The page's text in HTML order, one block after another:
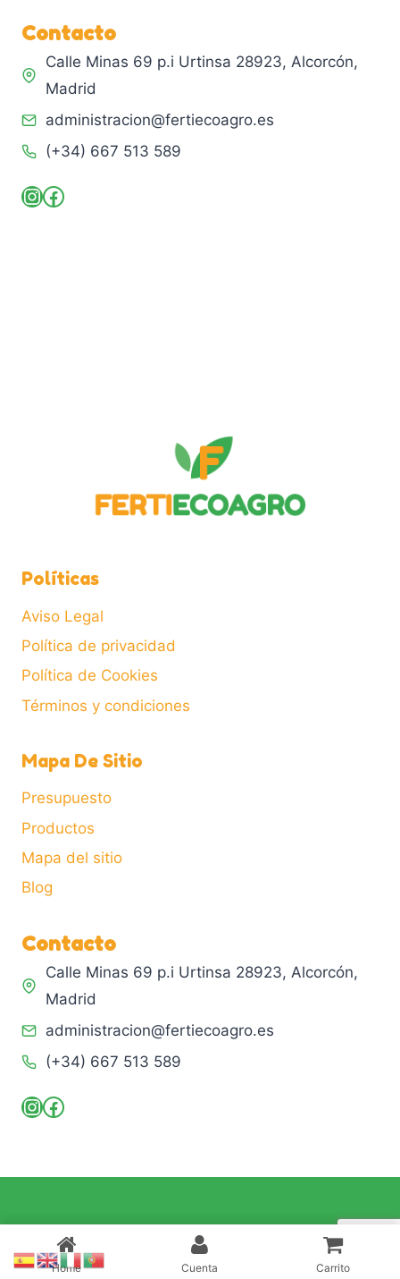
Contacto
Calle Minas 69 p.i Urtinsa 28923, Alcorcón,
Madrid
administracion@fertiecoagro.es
(+34) 667 513 589
Instagram
Facebook
Políticas
Aviso Legal
Política de privacidad
Política de Cookies
Términos y condiciones
Mapa De Sitio
Presupuesto
Productos
Mapa del sitio
Blog
Contacto
Calle Minas 69 p.i Urtinsa 28923, Alcorcón,
Madrid
administracion@fertiecoagro.es
(+34) 667 513 589
Instagram
Facebook
Home Cuenta Carrito